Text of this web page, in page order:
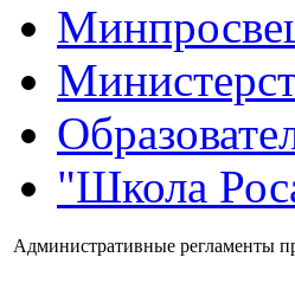
"Школа
Административные регламенты